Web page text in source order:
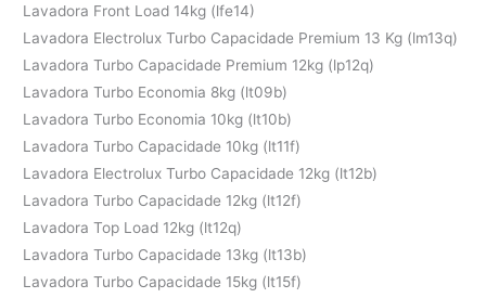
Lavadora Front Load 14kg (lfe14)
Lavadora Electrolux Turbo Capacidade Premium 13 Kg (lm13q)
Lavadora Turbo Capacidade Premium 12kg (lp12q)
Lavadora Turbo Economia 8kg (lt09b)
Lavadora Turbo Economia 10kg (lt10b)
Lavadora Turbo Capacidade 10kg (lt11f)
Lavadora Electrolux Turbo Capacidade 12kg (lt12b)
Lavadora Turbo Capacidade 12kg (lt12f)
Lavadora Top Load 12kg (lt12q)
Lavadora Turbo Capacidade 13kg (lt13b)
Lavadora Turbo Capacidade 15kg (lt15f)